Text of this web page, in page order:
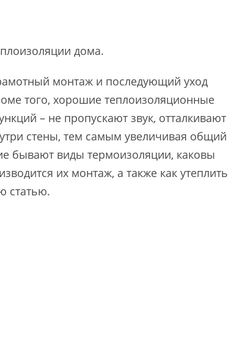
дома.
монтаж и последующий уход
того, хорошие теплоизоляционные
– не пропускают звук, отталкивают
стены, тем самым увеличивая общий
бывают виды термоизоляции, каковы
их монтаж, а также как утеплить
статью.